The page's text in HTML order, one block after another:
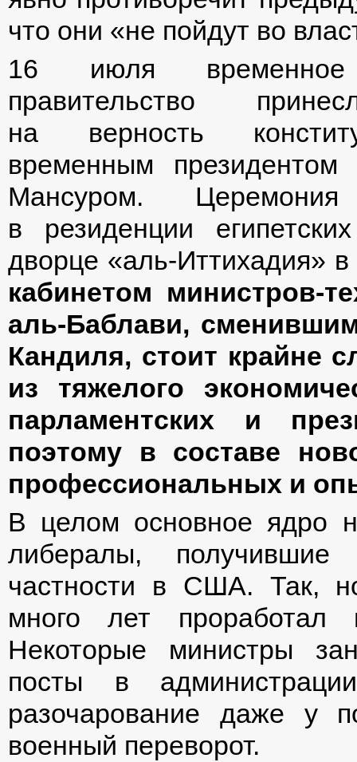
что они «не пойдут во
16 июля временное
правительство
на верность
временным
Мансуром. Церемония
в резиденции
дворце «аль-Иттихадия»
кабинетом министров-
аль-Баблави,
Кандиля, стоит крайне
из тяжелого
парламентских и
поэтому в составе
профессиональных и
В целом основное ядро
либералы,
частности в США. Так,
много лет проработал
Некоторые министры
посты в
разочарование даже у
военный переворот.